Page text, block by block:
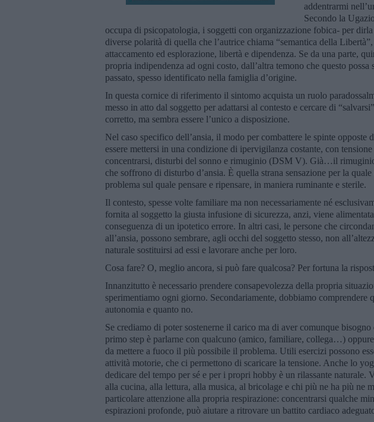
addentrarmi
Secondo la
occupa di psicopatologia, i soggetti con organizzazione fobica- per
diverse polarità di quella che l’autrice chiama “semantica della
attaccamento ed esplorazione, libertà e dipendenza. Se da una parte,
propria indipendenza ad ogni costo, dall’altra temono che questo
passato, spesso identificato nella famiglia d’origine.
In questa cornice di riferimento il sintomo acquista un ruolo
messo in atto dal soggetto per adattarsi al contesto e cercare di
corretto, ma sembra essere l’unico a disposizione.
Nel caso specifico dell’ansia, il modo per combattere le spinte opposte
essere mettersi in una condizione di ipervigilanza costante, con
concentrarsi, disturbi del sonno e rimuginio (DSM V). Già…il
che soffrono di disturbo d’ansia. È quella strana sensazione per la
problema sul quale pensare e ripensare, in maniera ruminante e sterile.
Il contesto, spesse volte familiare ma non necessariamente né
fornita al soggetto la giusta infusione di sicurezza, anzi, viene
conseguenza di un ipotetico errore. In altri casi, le persone che
all’ansia, possono sembrare, agli occhi del soggetto stesso, non
naturale sostituirsi ad essi e lavorare anche per loro.
Cosa fare? O, meglio ancora, si può fare qualcosa? Per fortuna la
Innanzitutto è necessario prendere consapevolezza della propria
sperimentiamo ogni giorno. Secondariamente, dobbiamo comprendere
autonomia e quanto no.
Se crediamo di poter sostenerne il carico ma di aver comunque
primo step è parlarne con qualcuno (amico, familiare, collega…)
da mettere a fuoco il più possibile il problema. Utili esercizi possono
attività motorie, che ci permettono di scaricare la tensione. Anche lo
dedicare del tempo per sé e per i propri hobby è un rilassante
alla cucina, alla lettura, alla musica, al bricolage e chi più ne ha più ne
particolare attenzione alla propria respirazione: concentrarsi qualche
espirazioni profonde, può aiutare a ritrovare un battito cardiaco